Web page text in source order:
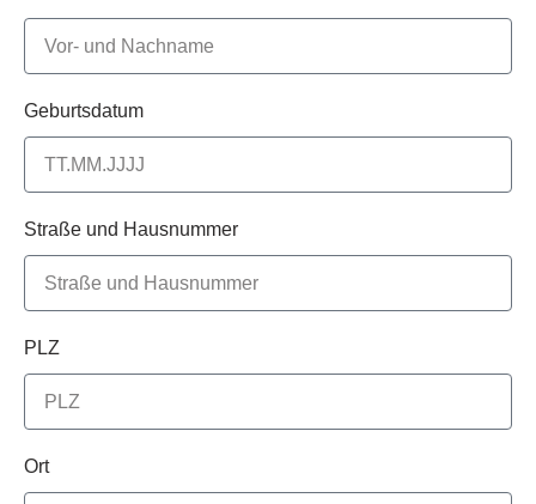
Geburtsdatum
Straße und Hausnummer
PLZ
Ort